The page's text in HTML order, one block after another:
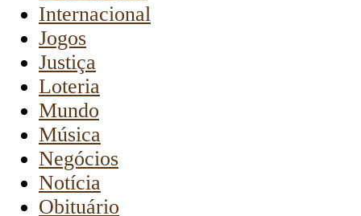
Internacional
Jogos
Justiça
Loteria
Mundo
Música
Negócios
Notícia
Obituário